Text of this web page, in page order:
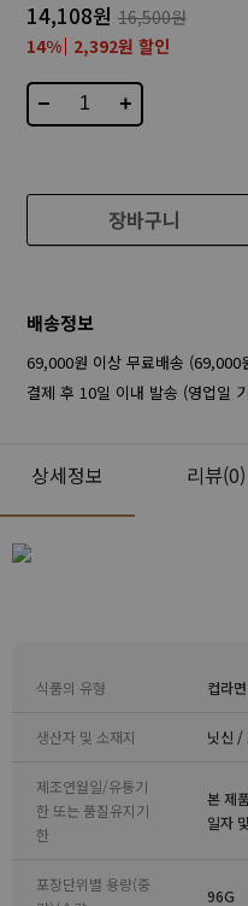
14,108원 16,500원
14% 2,392원 할인
− +
장바구니
배송정보
69,000원 이상 무료배송
결제 후 10일 이내 발송 (영업일
상세정보 리뷰(0)
식품의 유형 컵라면
생산자 및 소재지 닛신 /
제조연월일/유통기
한 또는 품질유지기
한
본 제
일자
포장단위별 용량(중
96G